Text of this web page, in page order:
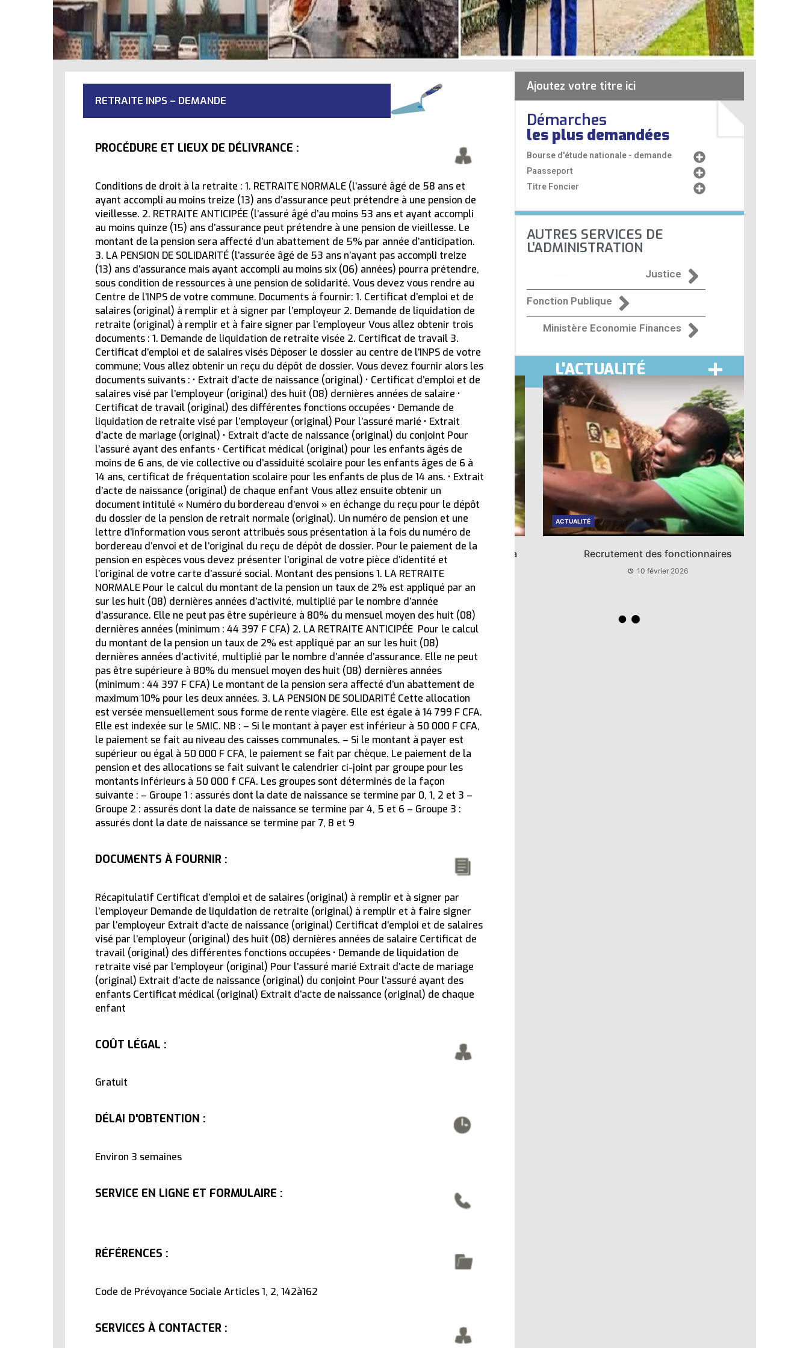
RETRAITE INPS – DEMANDE
PROCÉDURE ET LIEUX DE DÉLIVRANCE :
Conditions de droit à la retraite : 1. RETRAITE NORMALE (l’assuré âgé de 58 ans et
ayant accompli au moins treize (13) ans d’assurance peut prétendre à une pension de
vieillesse. 2. RETRAITE ANTICIPÉE (l’assuré âgé d’au moins 53 ans et ayant accompli
au moins quinze (15) ans d’assurance peut prétendre à une pension de vieillesse. Le
montant de la pension sera affecté d’un abattement de 5% par année d’anticipation.
3. LA PENSION DE SOLIDARITÉ (l’assurée âgé de 53 ans n’ayant pas accompli treize
(13) ans d’assurance mais ayant accompli au moins six (06) années) pourra prétendre,
sous condition de ressources à une pension de solidarité. Vous devez vous rendre au
Centre de l’INPS de votre commune. Documents à fournir: 1. Certificat d’emploi et de
salaires (original) à remplir et à signer par l’employeur 2. Demande de liquidation de
retraite (original) à remplir et à faire signer par l’employeur Vous allez obtenir trois
documents : 1. Demande de liquidation de retraite visée 2. Certificat de travail 3.
Certificat d’emploi et de salaires visés Déposer le dossier au centre de l’INPS de votre
commune; Vous allez obtenir un reçu du dépôt de dossier. Vous devez fournir alors les
documents suivants : • Extrait d’acte de naissance (original) • Certificat d’emploi et de
salaires visé par l’employeur (original) des huit (08) dernières années de salaire •
Certificat de travail (original) des différentes fonctions occupées • Demande de
liquidation de retraite visé par l’employeur (original) Pour l’assuré marié • Extrait
d’acte de mariage (original) • Extrait d’acte de naissance (original) du conjoint Pour
l’assuré ayant des enfants • Certificat médical (original) pour les enfants âgés de
moins de 6 ans, de vie collective ou d’assiduité scolaire pour les enfants âges de 6 à
14 ans, certificat de fréquentation scolaire pour les enfants de plus de 14 ans. • Extrait
d’acte de naissance (original) de chaque enfant Vous allez ensuite obtenir un
document intitulé « Numéro du bordereau d’envoi » en échange du reçu pour le dépôt
du dossier de la pension de retrait normale (original). Un numéro de pension et une
lettre d’information vous seront attribués sous présentation à la fois du numéro de
bordereau d’envoi et de l’original du reçu de dépôt de dossier. Pour le paiement de la
pension en espèces vous devez présenter l’original de votre pièce d’identité et
l’original de votre carte d’assuré social. Montant des pensions 1. LA RETRAITE
NORMALE Pour le calcul du montant de la pension un taux de 2% est appliqué par an
sur les huit (08) dernières années d’activité, multiplié par le nombre d’année
d’assurance. Elle ne peut pas être supérieure à 80% du mensuel moyen des huit (08)
dernières années (minimum : 44 397 F CFA) 2. LA RETRAITE ANTICIPÉE Pour le calcul
du montant de la pension un taux de 2% est appliqué par an sur les huit (08)
dernières années d’activité, multiplié par le nombre d’année d’assurance. Elle ne peut
pas être supérieure à 80% du mensuel moyen des huit (08) dernières années
(minimum : 44 397 F CFA) Le montant de la pension sera affecté d’un abattement de
maximum 10% pour les deux années. 3. LA PENSION DE SOLIDARITÉ Cette allocation
est versée mensuellement sous forme de rente viagère. Elle est égale à 14 799 F CFA.
Elle est indexée sur le SMIC. NB : – Si le montant à payer est inférieur à 50 000 F CFA,
le paiement se fait au niveau des caisses communales. – Si le montant à payer est
supérieur ou égal à 50 000 F CFA, le paiement se fait par chèque. Le paiement de la
pension et des allocations se fait suivant le calendrier ci-joint par groupe pour les
montants inférieurs à 50 000 f CFA. Les groupes sont déterminés de la façon
suivante : – Groupe 1 : assurés dont la date de naissance se termine par 0, 1, 2 et 3 –
Groupe 2 : assurés dont la date de naissance se termine par 4, 5 et 6 – Groupe 3 :
assurés dont la date de naissance se termine par 7, 8 et 9
DOCUMENTS À FOURNIR :
Récapitulatif Certificat d’emploi et de salaires (original) à remplir et à signer par
l’employeur Demande de liquidation de retraite (original) à remplir et à faire signer
par l’employeur Extrait d’acte de naissance (original) Certificat d’emploi et de salaires
visé par l’employeur (original) des huit (08) dernières années de salaire Certificat de
travail (original) des différentes fonctions occupées • Demande de liquidation de
retraite visé par l’employeur (original) Pour l’assuré marié Extrait d’acte de mariage
(original) Extrait d’acte de naissance (original) du conjoint Pour l’assuré ayant des
enfants Certificat médical (original) Extrait d’acte de naissance (original) de chaque
enfant
COÛT LÉGAL :
Gratuit
DÉLAI D'OBTENTION :
Environ 3 semaines
SERVICE EN LIGNE ET FORMULAIRE :
RÉFÉRENCES :
Code de Prévoyance Sociale Articles 1, 2, 142à162
SERVICES À CONTACTER :
Ajoutez votre titre ici
Démarches
les plus demandées
Bourse d'étude nationale - demande
Paasseport
Titre Foncier
AUTRES SERVICES DE
L'ADMINISTRATION
Justice
Fonction Publique
Ministère Economie Finances
L'ACTUALITÉ
Recrutement des fonctionnaires
10 février 2026
ACTUALITÉ
Clip de présentation du site « l’admnistration à
votre service »
10 février 2026
ACTUALITÉ
Recrutement des fonctionnaires
10 février 2026